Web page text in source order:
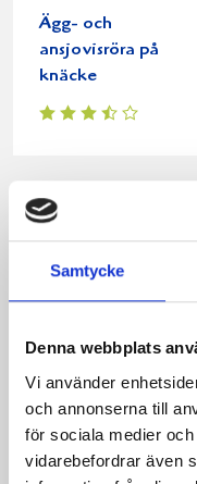
Samtycke
Denna webbplats
Vi använder
och annonserna till
för sociala medier
vidarebefordrar även
Ägg- och
ansjovisröra på
knäcke